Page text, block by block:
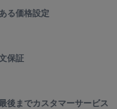
る価格設定
保証
後までカスタマーサービス